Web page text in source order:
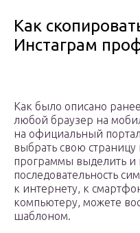
Как
Инстаграм
Как было описано
любой браузер на
на официальный
выбрать свою страницу
программы выделить и
последовательность
к интернету, к
компьютеру, можете
шаблоном.